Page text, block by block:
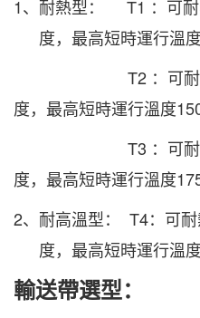
1、耐熱型： T1 ：可
度，最高短時運行溫度
T2 ：可
度，最高短時運行溫度
T3 ：可
度，最高短時運行溫度
2、耐高溫型：
T4：可
度，最高短時運行溫度
輸送帶選型：